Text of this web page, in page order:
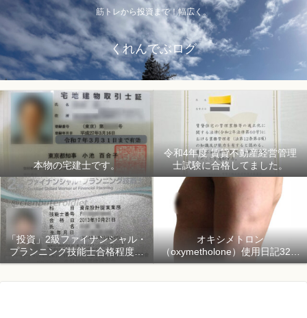
筋トレから投資まで！幅広く。
くれんでぶログ
本物の宅建士です。
令和4年度 賃貸不動産経営管理
士試験に合格してました。
「投資」2級ファイナンシャル・
プランニング技能士合格程度で
ようやく初心者「資産形成」
オキシメトロン
（oxymetholone）使用日記32日
目「骨格筋量増量開始150日目」